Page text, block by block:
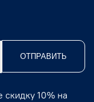
ОТПРАВИТЬ
10% на